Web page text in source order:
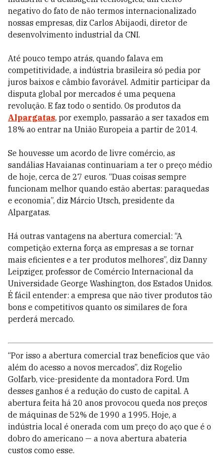
negativo do fato de não termos internacionalizado
nossas empresas, diz Carlos Abijaodi, diretor de
desenvolvimento industrial da CNI.
Até pouco tempo atrás, quando falava em
competitividade, a indústria brasileira só pedia por
juros baixos e câmbio favorável. Admitir participar da
disputa global por mercados é uma pequena
revolução. E faz todo o sentido. Os produtos da
Alpargatas, por exemplo, passarão a ser taxados em
18% ao entrar na União Europeia a partir de 2014.
Se houvesse um acordo de livre comércio, as
sandálias Havaianas continuariam a ter o preço médio
de hoje, cerca de 27 euros. “Duas coisas sempre
funcionam melhor quando estão abertas: paraquedas
e economia”, diz Márcio Utsch, presidente da
Alpargatas.
Há outras vantagens na abertura comercial: “A
competição externa força as empresas a se tornar
mais eficientes e a ter produtos melhores”, diz Danny
Leipziger, professor de Comércio Internacional da
Universidade George Washington, dos Estados Unidos.
É fácil entender: a empresa que não tiver produtos tão
bons e competitivos quanto os similares de fora
perderá mercado.
“Por isso a abertura comercial traz benefícios que vão
além do acesso a novos mercados”, diz Rogelio
Golfarb, vice-presidente da montadora Ford. Um
desses ganhos é a redução do custo de capital. A
abertura feita há 20 anos provocou queda nos preços
de máquinas de 52% de 1990 a 1995. Hoje, a
indústria local é onerada com um preço do aço que é o
dobro do americano — a nova abertura abateria
custos como esse.